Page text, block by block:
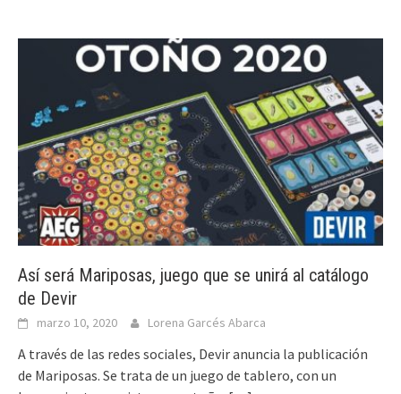
Así será Mariposas, juego que se unirá al catálogo
de Devir
marzo 10, 2020 Lorena Garcés Abarca
A través de las redes sociales, Devir anuncia la publicación
de Mariposas. Se trata de un juego de tablero, con un